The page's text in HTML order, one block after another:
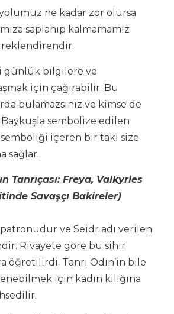
ne kadar zor olursa
saplanıp kalmamamız
günlük bilgilere ve
için çağırabilir. Bu
bulamazsınız ve kimse de
Baykuşla sembolize edilen
içeren bir takı size
sağlar.
Tanrıçası: Freya, Valkyries
Savaşçı Bakireler)
patronudur ve Seidr adı verilen
Rivayete göre bu sihir
öğretilirdi. Tanrı Odin’in bile
için kadın kılığına